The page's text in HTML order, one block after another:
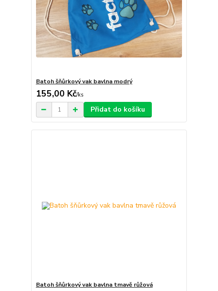
Batoh šňůrkový vak bavlna modrý
155,00 Kč/ks
Přidat do košíku
Batoh šňůrkový vak bavlna tmavě růžová